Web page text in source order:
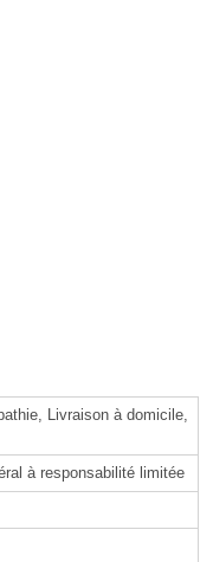
Livraison à domicile,
à responsabilité limitée